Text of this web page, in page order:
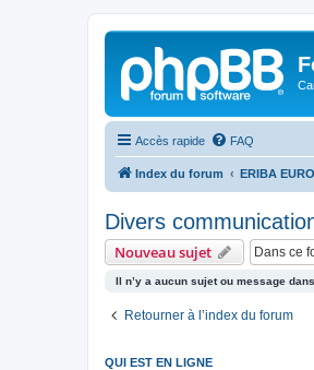
Accès rapide FAQ
Index du forum ERIBA
Divers
Nouveau sujet
Il n’y a aucun sujet ou message
Retourner à l’index du forum
QUI EST EN LIGNE